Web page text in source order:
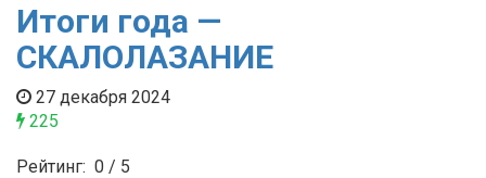
Итоги года —
СКАЛОЛАЗАНИЕ
27 декабря 2024
225
Рейтинг: 0 / 5